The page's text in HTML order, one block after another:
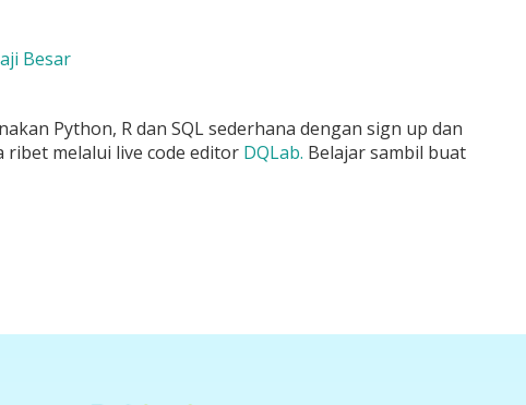
Besar
Python, R dan SQLsederhana dengan sign up dan
ribet melalui live code editor DQLab. Belajar sambil buat